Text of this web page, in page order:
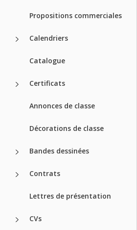
Propositions commerciales
Calendriers
Catalogue
Certificats
Annonces de classe
Décorations de classe
Bandes dessinées
Contrats
Lettres de présentation
CVs